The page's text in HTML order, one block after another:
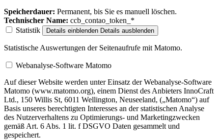
Speicherdauer: Permanent, bis Sie es manuell löschen.
Technischer Name: ccb_contao_token_*
Statistik
Details einblenden Details ausblenden
Statistische Auswertungen der Seitenaufrufe mit Matomo.
Webanalyse-Software Matomo
Auf dieser Website werden unter Einsatz der Webanalyse-Software
Matomo (www.matomo.org), einem Dienst des Anbieters InnoCraft
Ltd., 150 Willis St, 6011 Wellington, Neuseeland, („Matomo“) auf
Basis unseres berechtigten Interesses an der statistischen Analyse
des Nutzerverhaltens zu Optimierungs- und Marketingzwecken
gemäß Art. 6 Abs. 1 lit. f DSGVO Daten gesammelt und
gespeichert.